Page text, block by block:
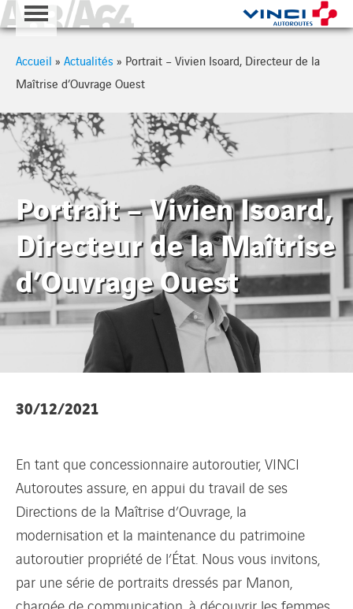
A63 - A64
Accueil » Actualités » Portrait – Vivien Isoard, Directeur de la
Maîtrise d’Ouvrage Ouest
Portrait – Vivien Isoard,
Directeur de la Maîtrise
d’Ouvrage Ouest
30/12/2021
En tant que concessionnaire autoroutier, VINCI
Autoroutes assure, en appui du travail de ses
Directions de la Maîtrise d’Ouvrage, la
modernisation et la maintenance du patrimoine
autoroutier propriété de l’État. Nous vous invitons,
par une série de portraits dressés par Manon,
chargée de communication, à découvrir les femmes
Cookies management panel